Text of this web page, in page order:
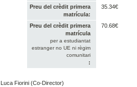
Preu del crèdit primera
matrícula:
35.34€
Preu del crèdit primera
matrícula
per a estudiantat
estranger no UE ni règim
comunitari
:
70.68€
Luca Fiorini (Co-Director)